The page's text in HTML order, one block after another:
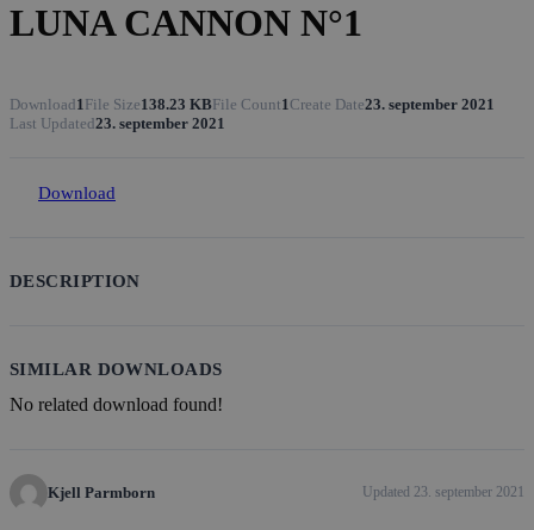
LUNA CANNON N°1
Download1 File Size138.23 KBFile Count1Create Date23. september 2021
Last Updated23. september 2021
Download
DESCRIPTION
SIMILAR DOWNLOADS
No related download found!
Kjell Parmborn Updated 23. september 2021